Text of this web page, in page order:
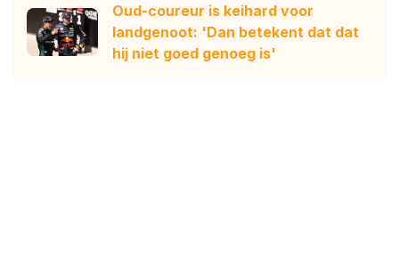
Oud-coureur is keihard voor
landgenoot: 'Dan betekent dat dat
hij niet goed genoeg is'